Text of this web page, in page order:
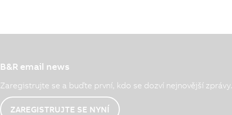
B&R email news
Zaregistrujte se a buďte první, kdo se dozví nejnovější zprávy.
ZAREGISTRUJTE SE NYNÍ